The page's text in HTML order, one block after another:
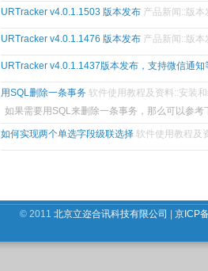
URTracker v4.0.1.1503 版本发布 产品新闻 :: 版本
URTracker v4.0.1.1476 版本发布 产品新闻 :: 版本
URTracker v4.0.1.1437版本发布，支持微信通知
用SQL删除一条事务 软件使用教程及资料 ::安装
如果需要用SQL来删除一条事务，那么可以参考
如何实现两个单选字段级联选择 软件使用教程及
© 2011 北京立迩合讯科技有限公司 京ICP